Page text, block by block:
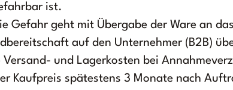
ist.
Gefahr geht mit Übergabe der Ware an
auf den Unternehmer (B2B)
und Lagerkosten bei
Kaufpreis spätestens 3 Monate nach